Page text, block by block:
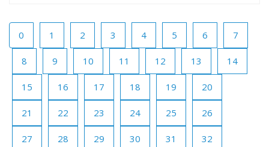
0 1 2 3 4 5 6 7
8 9 10 11 12 13 14
15 16 17 18 19 20
21 22 23 24 25 26
27 28 29 30 31 32